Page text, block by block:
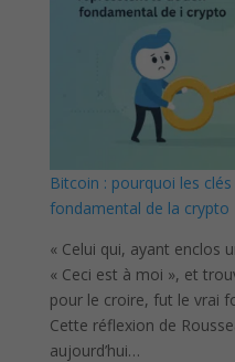
Bitcoin : pourquoi les
fondamental de la crypto
« Celui qui, ayant enclos
« Ceci est à moi », et
pour le croire, fut le vrai
Cette réflexion de
aujourd’hui…